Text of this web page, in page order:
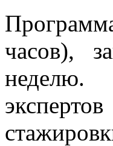
часов),
неделю.